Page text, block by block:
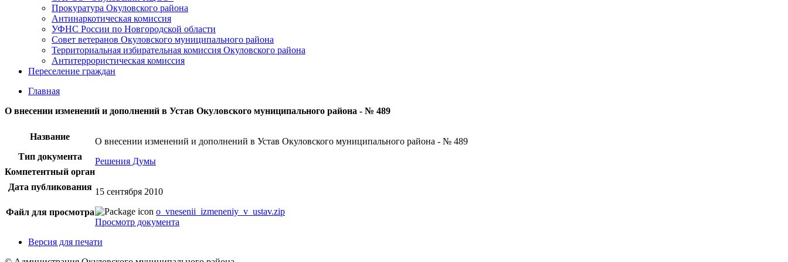
Прокуратура Окуловского района
Антинаркотическая комиссия
УФНС России по Новгородской области
Совет ветеранов Окуловского муниципального района
Территориальная избирательная комиссия Окуловского района
Антитеррористическая комиссия
Переселение граждан
Главная
О внесении изменений и дополнений в Устав Окуловского муниципального района - № 489
Название
О внесении изменений и дополнений в Устав Окуловского муниципального района - № 489
Тип документа
Решения Думы
Компетентный орган
Дата публикования 15 сентября 2010
Файл для просмотра
o_vnesenii_izmeneniy_v_ustav.zip
Просмотр документа
Версия для печати